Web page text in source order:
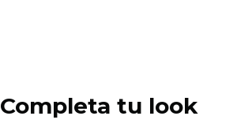
Completa tu look